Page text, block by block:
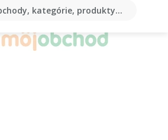
kategórie, produkty...